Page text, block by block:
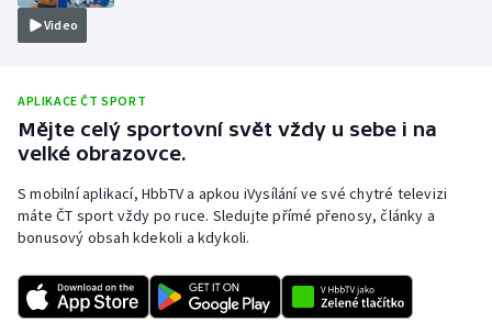
Moderní pětiboj
Olympijské hry
Parasport
Plavání
Plážový volejbal
Video
APLIKACE ČT SPORT
Mějte celý sportovní svět vždy u sebe i na
velké obrazovce.
S mobilní aplikací, HbbTV a apkou iVysílání ve své chytré televizi
máte ČT sport vždy po ruce. Sledujte přímé přenosy, články a
bonusový obsah kdekoli a kdykoli.